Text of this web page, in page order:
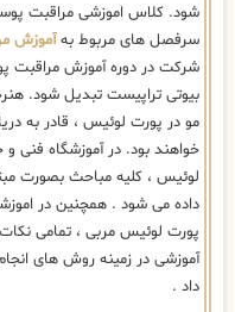
شود. کلاس اموزشی مراقبت
سرفصل های مربوط بهآموزش
شرکت در دوره آموزش مراقبت
بیوتی تراپیست تبدیل شود.
مو در پورت لوئیس ، قادر به
خواهند بود. در آموزشگاه فنی
لوئیس ، کلیه مباحث بصورت
داده می شود . همچنین در
پورت لوئیس مربی ، تمامی
آموزشی در زمینه روش های
داد .